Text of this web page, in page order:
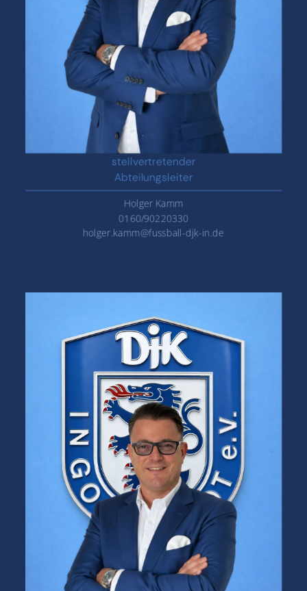
stellvertretender
Abteilungsleiter
Holger Kamm
0160/90220330
holger.kamm@fussball-djk-in.de